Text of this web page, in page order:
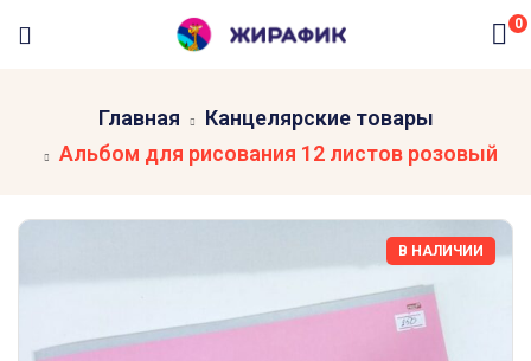
0
Главная
Канцелярские товары
Альбом для рисования 12 листов розовый
В НАЛИЧИИ